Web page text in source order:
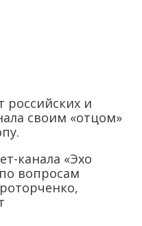
российских и
своим «отцом»
канала «Эхо
вопросам